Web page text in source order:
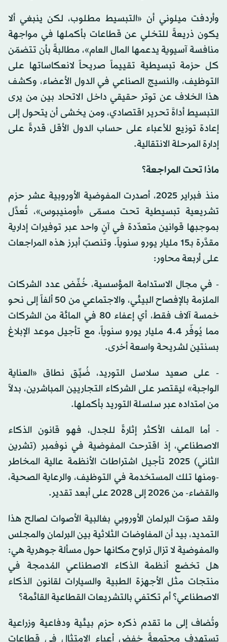
وأردفت ميلوني أن «التبسيط مطلوب، لكن ينبغي ألا
يكون ذريعةً للتخلي عن قطاعات بأكملها في مواجهة
منافسة آسيوية يدعمها المال العام»، مطالبةً بأن تتضمّن
كل حزمة تبسيطية تقييماً صريحاً لانعكاساتها على
التوظيف، والنسيج الصناعي في الدول الأعضاء، وكشف
هذا الخلاف عن توتر حقيقي داخل الاتحاد بين من يرى
التبسيط أداةَ تحرير اقتصادي، ومن يخشى أن يتحول إلى
إعادة توزيع للأعباء على حساب الدول الأقل قدرةً على
إدارة المرحلة الانتقالية.
ماذا تحت المراجعة؟
منذ فبراير 2025، أصدرت المفوضية الأوروبية عشر حزم
تشريعية تبسيطية تحت مسمّى «أومنيبوس»، تُعدَّل
بموجبها قوانين متعدّدة في آنٍ واحد عبر توفيرات إدارية
مقدَّرة بـ15 مليار يورو سنوياً. وتنصبّ أبرز هذه المراجعات
على أربعة محاور:
- في مجال الاستدامة المؤسسية، خُفِّض عدد الشركات
الملزمة بالإفصاح البيئي، والاجتماعي من 50 ألفاً إلى نحو
خمسة آلاف فقط، أي إعفاء 80 في المائة من الشركات
مما يُوفّر 4.4 مليار يورو سنوياً، مع تأجيل موعد الإبلاغ
بسنتين لشريحة واسعة أخرى.
- على صعيد سلاسل التوريد، ضُيِّق نطاق «العناية
الواجبة» ليقتصر على الشركاء التجاريين المباشرين، بدلاً
من امتداده عبر سلسلة التوريد بأكملها.
- أما الملف الأكثر إثارةً للجدل، فهو قانون الذكاء
الاصطناعي، إذ اقترحت المفوضية في نوفمبر (تشرين
الثاني) 2025 تأجيل اشتراطات الأنظمة عالية المخاطر
-ومنها تلك المستخدمة في التوظيف، والرعاية الصحية،
والقضاء- من 2026 إلى 2028 على أبعد تقدير.
ولقد صوّت البرلمان الأوروبي بغالبية الأصوات لصالح هذا
التمديد، بيد أن المفاوضات الثلاثية بين البرلمان والمجلس
والمفوضية لا تزال تراوح مكانها حول مسألة جوهرية هي:
هل تخضع أنظمة الذكاء الاصطناعي المُدمجة في
منتجات مثل الأجهزة الطبية والسيارات لقانون الذكاء
الاصطناعي؟ أم تكتفي بالتشريعات القطاعية القائمة؟
وتُضاف إلى ما تقدم ذكره حزم بيئية ودفاعية وزراعية
تستهدف مجتمعةً خفض أعباء الامتثال في قطاعات